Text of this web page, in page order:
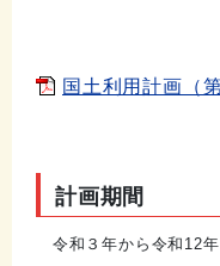
国土利用計画（
計画期間
令和３年から令和12